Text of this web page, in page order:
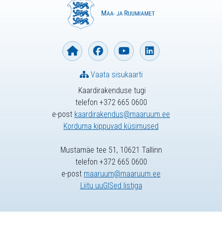
Kaardirakenduse tugi
telefon +372 665 0600
e-post kaardirakendus@maaruum.ee
Korduma kippuvad küsimused
Vaata sisukaarti
Mustamäe tee 51, 10621 Tallinn
telefon +372 665 0600
e-post maaruum@maaruum.ee
Liitu uuGISed listiga